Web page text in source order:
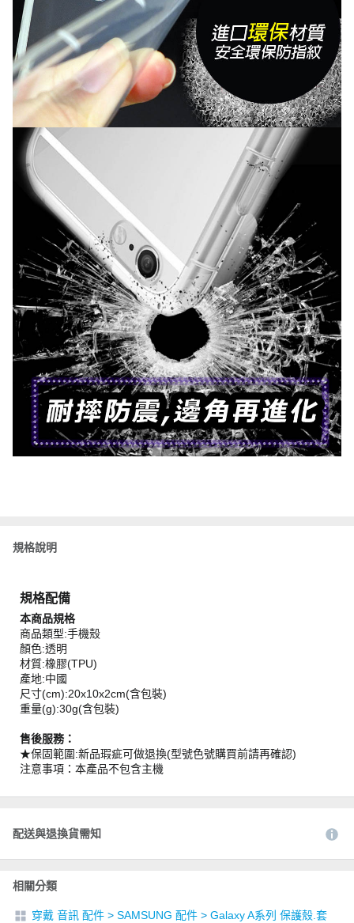
規格說明
規格配備
本商品規格
商品類型:手機殼
顏色:透明
材質:橡膠(TPU)
產地:中國
尺寸(cm):20x10x2cm(含包裝)
重量(g):30g(含包裝)
售後服務：
★保固範圍:新品瑕疵可做退換(型號色號購買前請再確認)
注意事項：本產品不包含主機
配送與退換貨需知
相關分類
穿戴 音訊 配件 > SAMSUNG 配件 > Galaxy A系列 保護殼.套